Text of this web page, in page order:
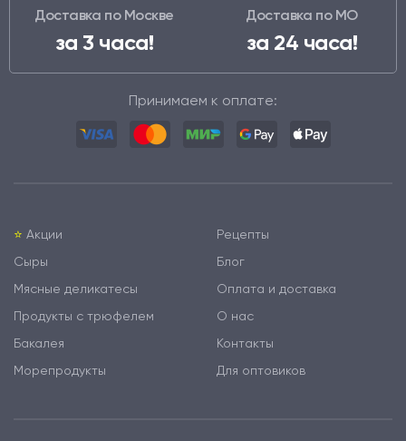
Доставка по Москве
за 3 часа!
Доставка по МО
за 24 часа!
Принимаем к оплате:
⭐️ Акции
Сыры
Мясные деликатесы
Продукты с трюфелем
Бакалея
Морепродукты
Рецепты
Блог
Оплата и доставка
О нас
Контакты
Для оптовиков